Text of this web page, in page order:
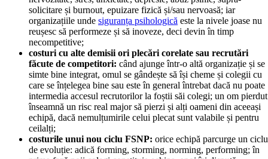
solicitare și burnout, epuizare fizică și/sau nervoasă; iar
organizațiile unde siguranța psihologică este la nivele joase nu
reușesc să performeze și să inoveze, deci devin în timp
necompetitive;
costuri cu alte demisii ori plecări corelate sau recrutări
făcute de competitori: când ajunge într-o altă organizație și se
simte bine integrat, omul se gândește să își cheme și colegii cu
care se înțelegea bine sau este în general întrebat dacă nu poate
intermedia accesul recrutorilor la foștii săi colegi; un om pierdut
înseamnă un risc real major să pierzi și alți oameni din aceeași
echipă, dacă nemulțumirile celui plecat sunt valabile și pentru
ceilalți;
costurile unui nou ciclu FSNP: orice echipă parcurge un ciclu
de evoluție: adică forming, storming, norming, performing; în